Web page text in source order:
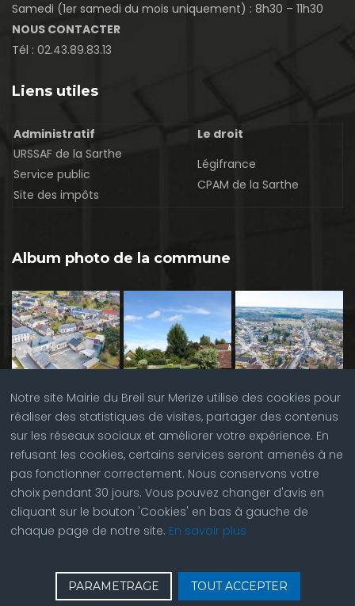
Samedi (1er samedi du mois uniquement) : 8h30 – 11h30
NOUS CONTACTER
Tél : 02.43.89.83.13
Notre site Mairie du Breil sur Merize utilise des cookies pour
réaliser des statistiques de visites, partager des contenus
sur les réseaux sociaux et améliorer votre expérience. En
refusant les cookies, certains services seront amenés à ne
pas fonctionner correctement. Nous conservons votre
choix pendant 30 jours. Vous pouvez changer d'avis en
cliquant sur le bouton 'Cookies' en bas à gauche de
chaque page de notre site. En savoir plus
PARAMETRAGE TOUT ACCEPTER
Liens utiles
Administratif
Le droit
URSSAF de la Sarthe
Service public
Site des impôts
Légifrance
CPAM de la Sarthe
Album photo de la commune
Contactez nous | © Copyright 2023 |Plan du site|